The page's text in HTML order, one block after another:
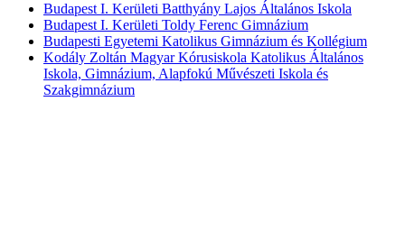
Budapest I. Kerületi Batthyány Lajos Általános Iskola
Budapest I. Kerületi Toldy Ferenc Gimnázium
Budapesti Egyetemi Katolikus Gimnázium és Kollégium
Kodály Zoltán Magyar Kórusiskola Katolikus Általános
Iskola, Gimnázium, Alapfokú Művészeti Iskola és
Szakgimnázium